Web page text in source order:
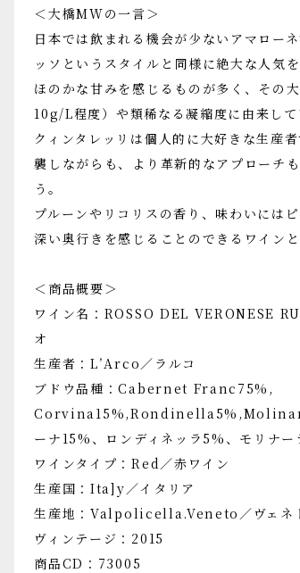
＜大橋MWの一言＞
日本では飲まれる機会が少ないアマロー
ッソというスタイルと同様に絶大な人気
ほのかな甘みを感じるものが多く、その
10g/L程度）や類稀なる凝縮度に由来して
クィンタレッリは個人的に大好きな生産
襲しながらも、より革新的なアプローチ
う。
プルーンやリコリスの香り、味わいには
深い奥行きを感じることのできるワインと
＜商品概要＞
ワイン名：ROSSO DEL VERONESE
オ
生産者：L’Arco／ラルコ
ブドウ品種：Cabernet Franc75%,
ーナ15%、ロンディネッラ5%、モリナー
ワインタイプ：Red／赤ワイン
生産国：Ita]y／イタリア
生産地：Valpolicella.Veneto／ヴェネ
ヴィンテージ：2015
商品CD：73005